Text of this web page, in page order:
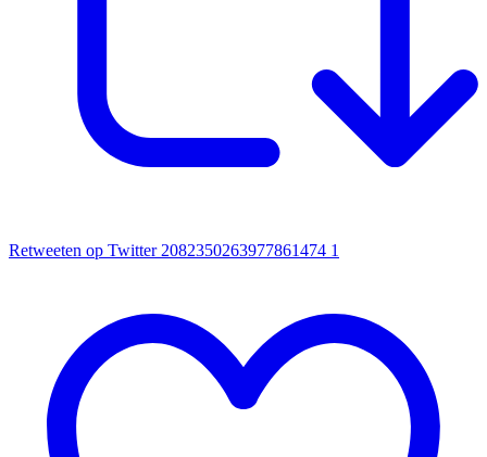
Retweeten op Twitter 2082350263977861474 1